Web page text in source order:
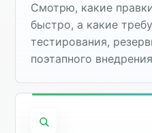
Смотрю, какие
быстро, а какие
тестирования,
поэтапного